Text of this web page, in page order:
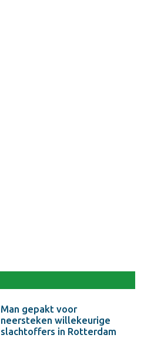
Man gepakt voor
neersteken willekeurige
slachtoffers in Rotterdam